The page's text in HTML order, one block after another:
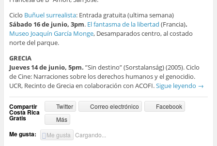
Ciclo Buñuel surrealista: Entrada gratuita (ultima semana)
Sábado 16 de junio, 3pm. El fantasma de la libertad (Francia).
Museo Joaquín García Monge, Desamparados centro, al costado
norte del parque.
GRECIA
Jueves 14 de junio, 5pm. ”Sin destino” (Sorstalanság) (2005). Ciclo
de Cine: Narraciones sobre los derechos humanos y el genocidio.
UCR, Recinto de Grecia en colaboración con ACOFI.Sigue leyendo →
Compartir
Costa Rica
Gratis
Twitter Correo electrónico
Facebook
Más
Me gusta: Me gusta Cargando...